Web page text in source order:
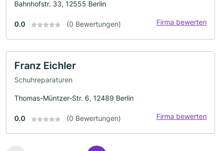
Bahnhofstr. 33, 12555 Berlin
0.0 (0 Bewertungen) Firma bewerten
Franz Eichler
Schuhreparaturen
Thomas-Müntzer-Str. 6, 12489 Berlin
0.0 (0 Bewertungen) Firma bewerten